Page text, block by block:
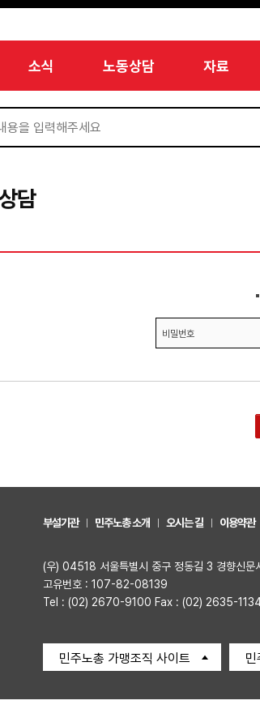
소식 노동상담 자료
담
비밀번호
부설기관 민주노총 소개 오시는 길 이용약관
(우) 04518 서울특별시 중구 정동길 3 경향신문
고유번호 : 107-82-08139
Tel : (02) 2670-9100 Fax : (02) 2635-
민주노총 가맹조직 사이트 민